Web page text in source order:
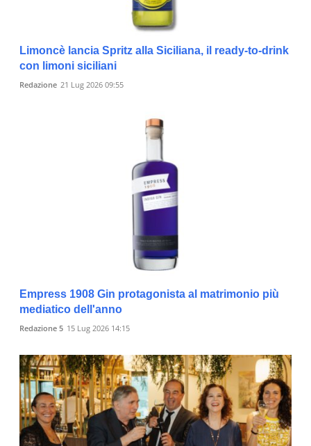
Limoncè lancia Spritz alla Siciliana, il ready-to-drink
con limoni siciliani
Redazione 21 Lug 2026 09:55
Empress 1908 Gin protagonista al matrimonio più
mediatico dell'anno
Redazione 5 15 Lug 2026 14:15